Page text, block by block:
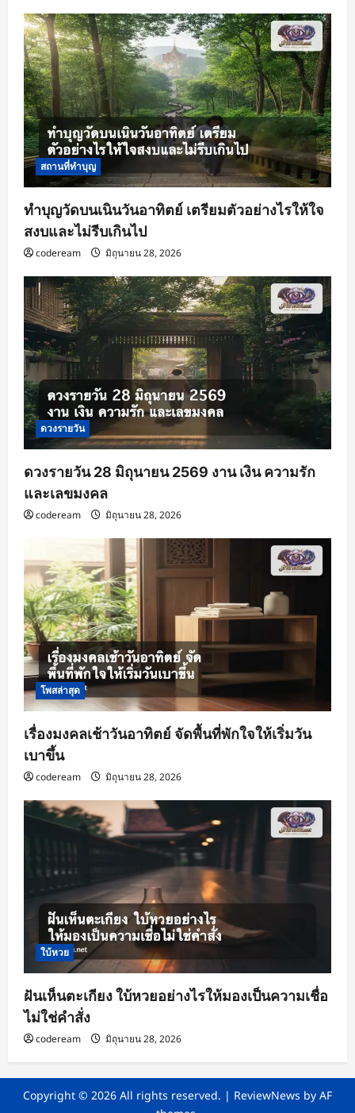
สถานที่ทำบุญ
ทำบุญวัดบนเนินวันอาทิตย์ เตรียมตัวอย่างไรให้ใจ
สงบและไม่รีบเกินไป
codeream มิถุนายน 28, 2026
ดวงรายวัน
ดวงรายวัน 28 มิถุนายน 2569 งาน เงิน ความรัก
และเลขมงคล
codeream มิถุนายน 28, 2026
โพสล่าสุด
เรื่องมงคลเช้าวันอาทิตย์ จัดพื้นที่พักใจให้เริ่มวัน
เบาขึ้น
codeream มิถุนายน 28, 2026
ใบ้หวย
ฝันเห็นตะเกียง ใบ้หวยอย่างไรให้มองเป็นความเชื่อ
ไม่ใช่คำสั่ง
codeream มิถุนายน 28, 2026
Copyright © 2026 All rights reserved. | ReviewNews by AF